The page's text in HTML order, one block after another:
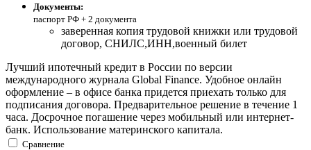
Документы:
паспорт РФ + 2 документа
заверенная копия трудовой книжки или трудовой
договор, СНИЛС,ИНН,военный билет
Лучший ипотечный кредит в России по версии
международного журнала Global Finance. Удобное онлайн
оформление – в офисе банка придется приехать только для
подписания договора. Предварительное решение в течение 1
часа. Досрочное погашение через мобильный или интернет-
банк. Использование материнского капитала.
Сравнение